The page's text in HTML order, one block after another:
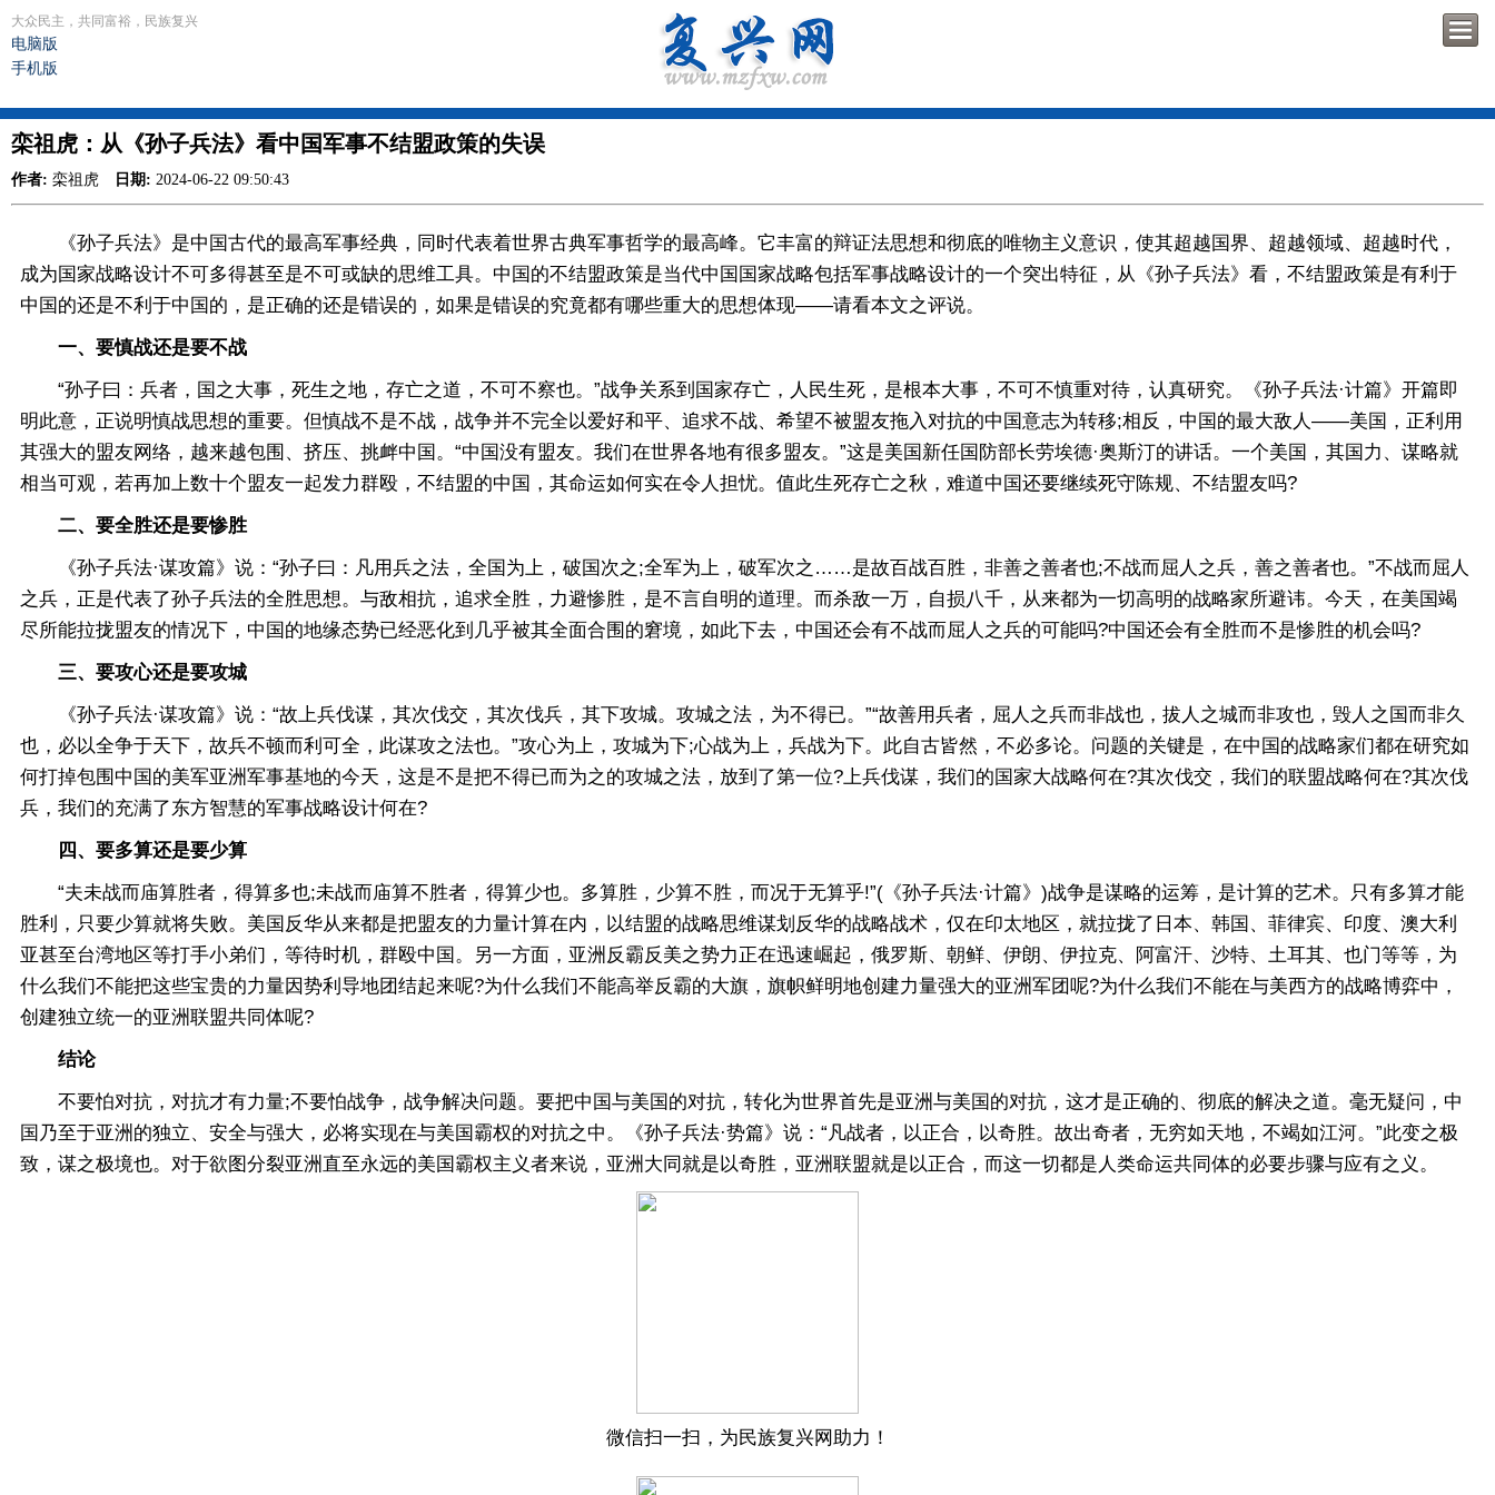
大众民主，共同富裕，民族复兴
电脑版
手机版
栾祖虎：从《孙子兵法》看中国军事不结盟政策的失误
作者: 栾祖虎 日期: 2024-06-22 09:50:43
《孙子兵法》是中国古代的最高军事经典，同时代表着世界古典军事哲学的最高峰。它丰富的辩证法思想和彻底的唯物主义意识，使其超越国界、超越领域、超越时代，
成为国家战略设计不可多得甚至是不可或缺的思维工具。中国的不结盟政策是当代中国国家战略包括军事战略设计的一个突出特征，从《孙子兵法》看，不结盟政策是有利于
中国的还是不利于中国的，是正确的还是错误的，如果是错误的究竟都有哪些重大的思想体现——请看本文之评说。
一、要慎战还是要不战
“孙子曰：兵者，国之大事，死生之地，存亡之道，不可不察也。”战争关系到国家存亡，人民生死，是根本大事，不可不慎重对待，认真研究。《孙子兵法·计篇》开篇即
明此意，正说明慎战思想的重要。但慎战不是不战，战争并不完全以爱好和平、追求不战、希望不被盟友拖入对抗的中国意志为转移;相反，中国的最大敌人——美国，正利用
其强大的盟友网络，越来越包围、挤压、挑衅中国。“中国没有盟友。我们在世界各地有很多盟友。”这是美国新任国防部长劳埃德·奥斯汀的讲话。一个美国，其国力、谋略就
相当可观，若再加上数十个盟友一起发力群殴，不结盟的中国，其命运如何实在令人担忧。值此生死存亡之秋，难道中国还要继续死守陈规、不结盟友吗?
二、要全胜还是要惨胜
《孙子兵法·谋攻篇》说：“孙子曰：凡用兵之法，全国为上，破国次之;全军为上，破军次之……是故百战百胜，非善之善者也;不战而屈人之兵，善之善者也。”不战而屈人
之兵，正是代表了孙子兵法的全胜思想。与敌相抗，追求全胜，力避惨胜，是不言自明的道理。而杀敌一万，自损八千，从来都为一切高明的战略家所避讳。今天，在美国竭
尽所能拉拢盟友的情况下，中国的地缘态势已经恶化到几乎被其全面合围的窘境，如此下去，中国还会有不战而屈人之兵的可能吗?中国还会有全胜而不是惨胜的机会吗?
三、要攻心还是要攻城
《孙子兵法·谋攻篇》说：“故上兵伐谋，其次伐交，其次伐兵，其下攻城。攻城之法，为不得已。”“故善用兵者，屈人之兵而非战也，拔人之城而非攻也，毁人之国而非久
也，必以全争于天下，故兵不顿而利可全，此谋攻之法也。”攻心为上，攻城为下;心战为上，兵战为下。此自古皆然，不必多论。问题的关键是，在中国的战略家们都在研究如
何打掉包围中国的美军亚洲军事基地的今天，这是不是把不得已而为之的攻城之法，放到了第一位?上兵伐谋，我们的国家大战略何在?其次伐交，我们的联盟战略何在?其次伐
兵，我们的充满了东方智慧的军事战略设计何在?
四、要多算还是要少算
“夫未战而庙算胜者，得算多也;未战而庙算不胜者，得算少也。多算胜，少算不胜，而况于无算乎!”(《孙子兵法·计篇》)战争是谋略的运筹，是计算的艺术。只有多算才能
胜利，只要少算就将失败。美国反华从来都是把盟友的力量计算在内，以结盟的战略思维谋划反华的战略战术，仅在印太地区，就拉拢了日本、韩国、菲律宾、印度、澳大利
亚甚至台湾地区等打手小弟们，等待时机，群殴中国。另一方面，亚洲反霸反美之势力正在迅速崛起，俄罗斯、朝鲜、伊朗、伊拉克、阿富汗、沙特、土耳其、也门等等，为
什么我们不能把这些宝贵的力量因势利导地团结起来呢?为什么我们不能高举反霸的大旗，旗帜鲜明地创建力量强大的亚洲军团呢?为什么我们不能在与美西方的战略博弈中，
创建独立统一的亚洲联盟共同体呢?
结论
不要怕对抗，对抗才有力量;不要怕战争，战争解决问题。要把中国与美国的对抗，转化为世界首先是亚洲与美国的对抗，这才是正确的、彻底的解决之道。毫无疑问，中
国乃至于亚洲的独立、安全与强大，必将实现在与美国霸权的对抗之中。《孙子兵法·势篇》说：“凡战者，以正合，以奇胜。故出奇者，无穷如天地，不竭如江河。”此变之极
致，谋之极境也。对于欲图分裂亚洲直至永远的美国霸权主义者来说，亚洲大同就是以奇胜，亚洲联盟就是以正合，而这一切都是人类命运共同体的必要步骤与应有之义。
微信扫一扫，为民族复兴网助力！